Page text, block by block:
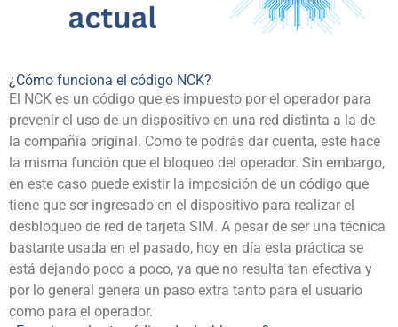
¿Cómo funciona el código NCK?
El NCK es un código que es impuesto por el operador para
prevenir el uso de un dispositivo en una red distinta a la de
la compañía original. Como te podrás dar cuenta, este hace
la misma función que el bloqueo del operador. Sin embargo,
en este caso puede existir la imposición de un código que
tiene que ser ingresado en el dispositivo para realizar el
desbloqueo de red de tarjeta SIM. A pesar de ser una técnica
bastante usada en el pasado, hoy en día esta práctica se
está dejando poco a poco, ya que no resulta tan efectiva y
por lo general genera un paso extra tanto para el usuario
como para el operador.